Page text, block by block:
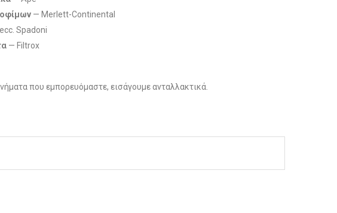
— Merlett-Continental
Spadoni
— Filtrox
που εμπορευόμαστε, εισάγουμε ανταλλακτικά.